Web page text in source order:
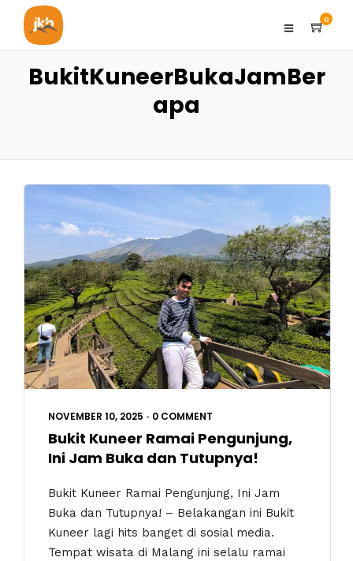
0
BukitKuneerBukaJamBer
apa
NOVEMBER 10, 2025 • 0 COMMENT
Bukit Kuneer Ramai Pengunjung,
Ini Jam Buka dan Tutupnya!
Bukit Kuneer Ramai Pengunjung, Ini Jam
Buka dan Tutupnya! – Belakangan ini Bukit
Kuneer lagi hits banget di sosial media.
Tempat wisata di Malang ini selalu ramai